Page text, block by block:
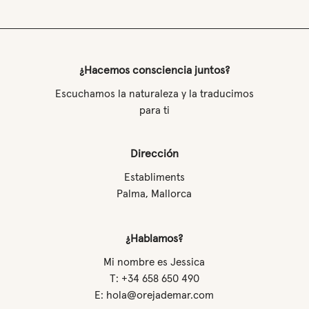
¿Hacemos consciencia juntos?
Escuchamos la naturaleza y la traducimos
para ti
Dirección
Establiments
Palma, Mallorca
¿Hablamos?
Mi nombre es Jessica
T: +34 658 650 490
E: hola@orejademar.com